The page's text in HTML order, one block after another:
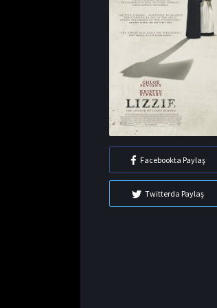
Facebookta Paylaş
Twitterda Paylaş